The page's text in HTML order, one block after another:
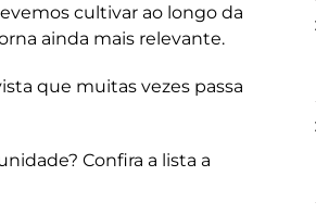
cultivar ao longo da
ainda mais relevante.
que muitas vezes passa
Confira a lista a